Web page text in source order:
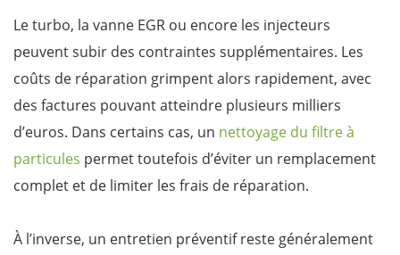
Le turbo, la vanne EGR ou encore les injecteurs
peuvent subir des contraintes supplémentaires. Les
coûts de réparation grimpent alors rapidement, avec
des factures pouvant atteindre plusieurs milliers
d’euros. Dans certains cas, un nettoyage du filtre à
particules permet toutefois d’éviter un remplacement
complet et de limiter les frais de réparation.
À l’inverse, un entretien préventif reste généralement